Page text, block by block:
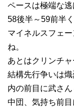
ペースは極端な
58後半～59前半
マイネルスフェ
ね。
あとはクリンチ
結構先行争いは熾
内の前目に武さん
中団、気持ち前